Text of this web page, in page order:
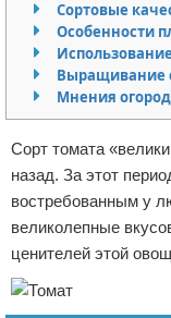
Идеи бизнеса
Для
Продажи
Контакты
Сотрудничество
Размещение
Для
Условия
Отказ от
Сортовые
Особенности
Использование
Выращивание
Мнения
Сорт томата
назад. За этот
востребованным у
великолепные
ценителей этой